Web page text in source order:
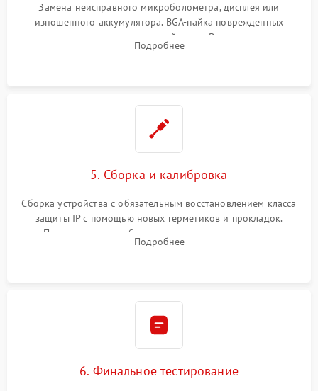
Замена неисправного микроболометра, дисплея или
изношенного аккумулятора. BGA-пайка поврежденных
контроллеров на материнской плате. Восстановление
разъемов и кнопок, замена поврежденных элементов
Подробнее
5. Сборка и калибровка
Сборка устройства с обязательным восстановлением класса
защиты IP с помощью новых герметиков и прокладок.
Программная калибровка матрицы по эталонному
абсолютно черному телу для точного измерения температур.
Подробнее
6. Финальное тестирование